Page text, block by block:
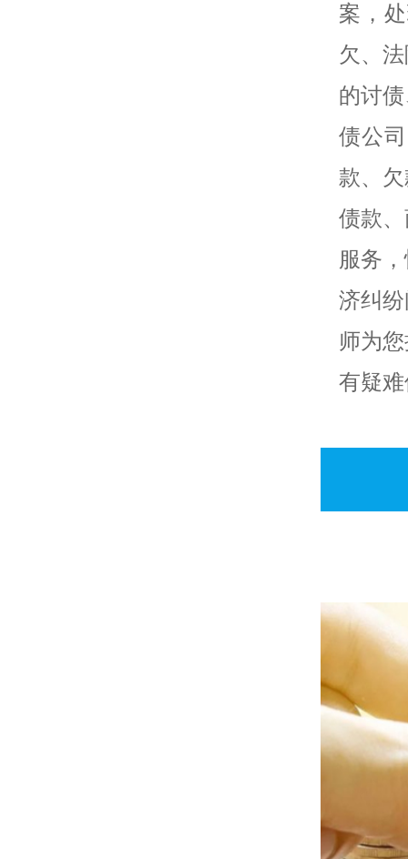
案，
欠、
的讨
债公
款、
债款
服务
济纠
师为
有疑